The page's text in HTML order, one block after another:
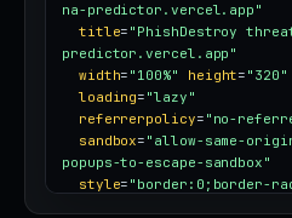
na-predictor.vercel.app"
title= "PhishDestroy
predictor.vercel.app"
width= "100%" height= "320"
loading= "lazy"
referrerpolicy= "no-
sandbox= "allow-same-
popups-to-escape-sandbox"
style= "border:0;border-